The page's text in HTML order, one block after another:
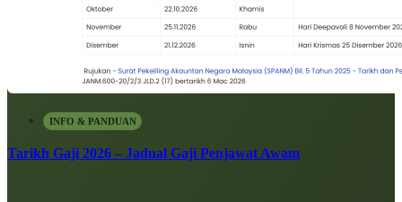
INFO & PANDUAN
Tarikh Gaji 2026 – Jadual Gaji Penjawat Awam